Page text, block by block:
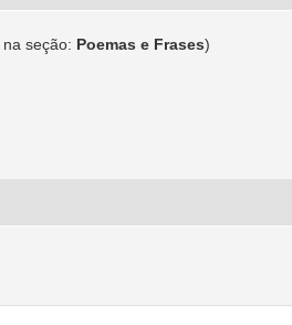
na seção: Poemas e Frases)